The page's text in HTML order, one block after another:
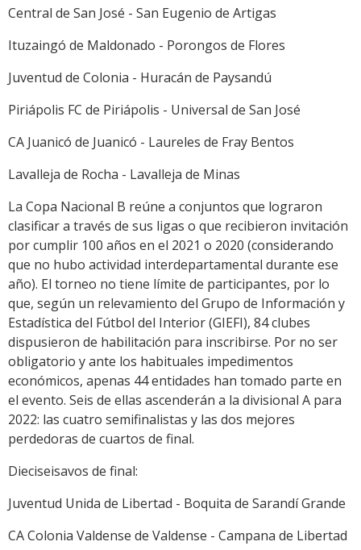
Central de San José - San Eugenio de Artigas
Ituzaingó de Maldonado - Porongos de Flores
Juventud de Colonia - Huracán de Paysandú
Piriápolis FC de Piriápolis - Universal de San José
CA Juanicó de Juanicó - Laureles de Fray Bentos
Lavalleja de Rocha - Lavalleja de Minas
La Copa Nacional B reúne a conjuntos que lograron
clasificar a través de sus ligas o que recibieron invitación
por cumplir 100 años en el 2021 o 2020 (considerando
que no hubo actividad interdepartamental durante ese
año). El torneo no tiene límite de participantes, por lo
que, según un relevamiento del Grupo de Información y
Estadística del Fútbol del Interior (GIEFI), 84 clubes
dispusieron de habilitación para inscribirse. Por no ser
obligatorio y ante los habituales impedimentos
económicos, apenas 44 entidades han tomado parte en
el evento. Seis de ellas ascenderán a la divisional A para
2022: las cuatro semifinalistas y las dos mejores
perdedoras de cuartos de final.
Dieciseisavos de final:
Juventud Unida de Libertad - Boquita de Sarandí Grande
CA Colonia Valdense de Valdense - Campana de Libertad